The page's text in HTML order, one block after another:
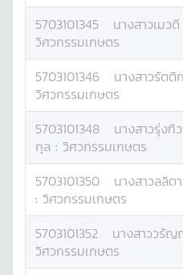
5703101345 นางสาวเมวดี
วิศวกรรมเกษตร
5703101346 นางสาวรัตติ
วิศวกรรมเกษตร
5703101348 นางสาวรุ่งทิ
กุล : วิศวกรรมเกษตร
5703101350 นางสาวลลิตา
: วิศวกรรมเกษตร
5703101352 นางสาววรัญ
วิศวกรรมเกษตร